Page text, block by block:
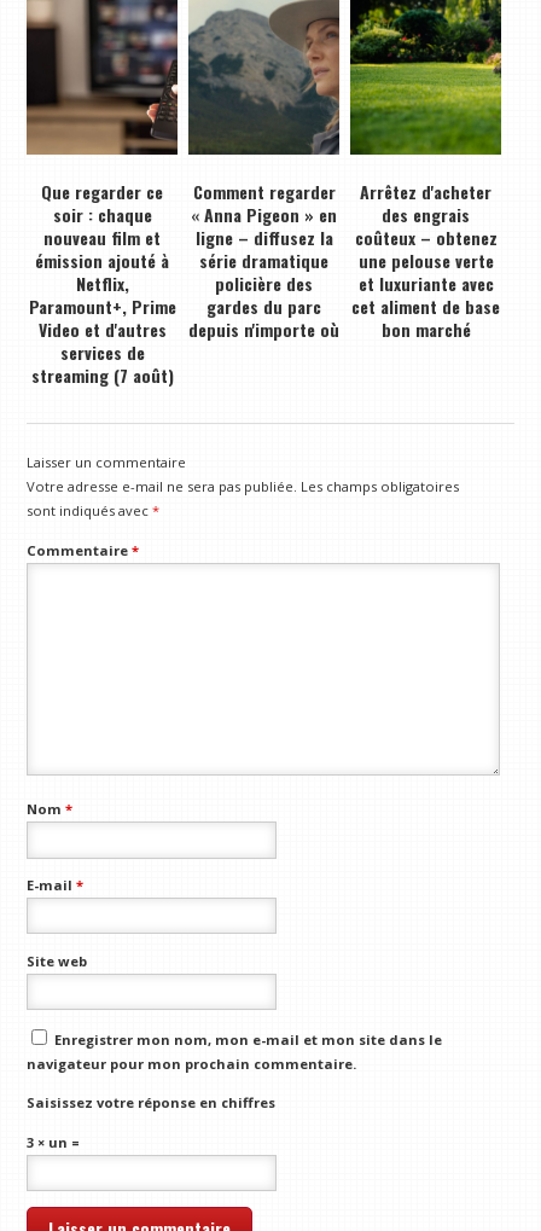
Que regarder ce
soir : chaque
nouveau film et
émission ajouté à
Netflix,
Paramount+, Prime
Video et d'autres
services de
streaming (7 août)
Comment regarder
« Anna Pigeon » en
ligne – diffusez la
série dramatique
policière des
gardes du parc
depuis n'importe où
Arrêtez d'acheter
des engrais
coûteux – obtenez
une pelouse verte
et luxuriante avec
cet aliment de base
bon marché
Laisser un commentaire
Votre adresse e-mail ne sera pas publiée. Les champs obligatoires
sont indiqués avec*
Commentaire*
Nom*
E-mail*
Site web
Enregistrer mon nom, mon e-mail et mon site dans le
navigateur pour mon prochain commentaire.
Saisissez votre réponse en chiffres
3 × un =